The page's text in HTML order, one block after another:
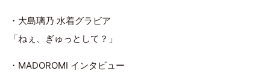
・大島璃乃 水着グラビア
「ねぇ、ぎゅっとして？」
・MADOROMI インタビュー